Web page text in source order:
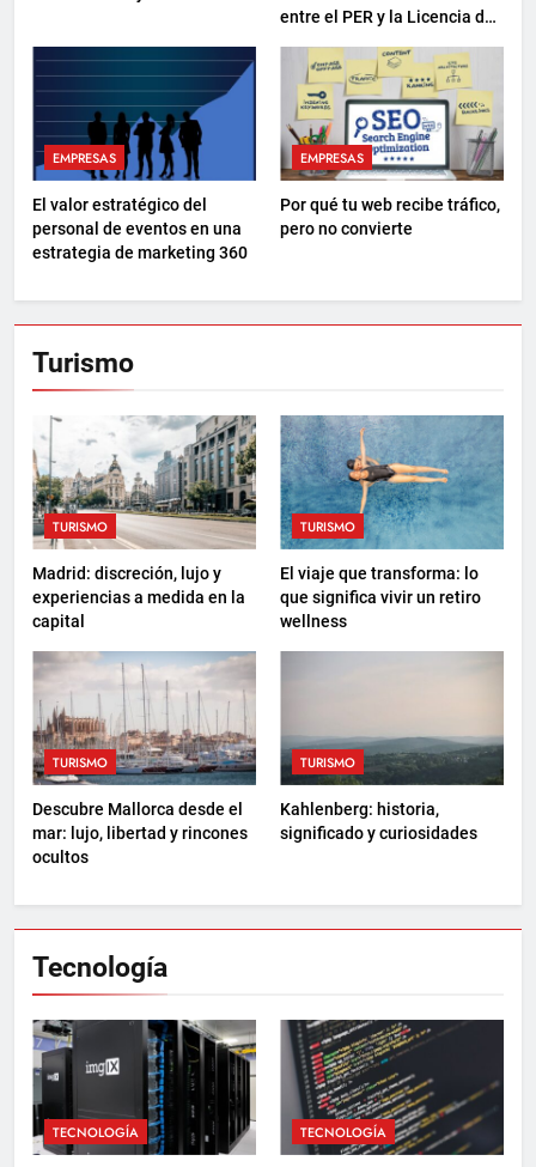
entre el PER y la Licencia de
EMPRESAS
El valor estratégico del
personal de eventos en una
estrategia de marketing 360
EMPRESAS
Por qué tu web recibe tráfico,
pero no convierte
Turismo
TURISMO
Madrid: discreción, lujo y
experiencias a medida en la
capital
TURISMO
El viaje que transforma: lo
que significa vivir un retiro
wellness
TURISMO
Descubre Mallorca desde el
mar: lujo, libertad y rincones
ocultos
TURISMO
Kahlenberg: historia,
significado y curiosidades
Tecnología
TECNOLOGÍA TECNOLOGÍA